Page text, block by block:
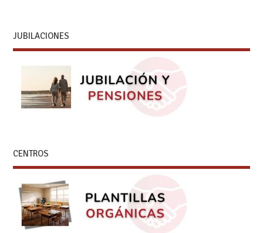
JUBILACIONES
CENTROS